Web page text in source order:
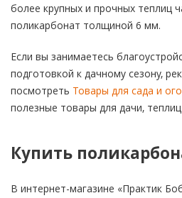
более крупных и прочных теплиц
поликарбонат толщиной 6 мм.
Если вы занимаетесь
подготовкой к дачному сезону,
посмотреть Товары для сада и
полезные товары для дачи,
Купить
В интернет-магазине «Практик